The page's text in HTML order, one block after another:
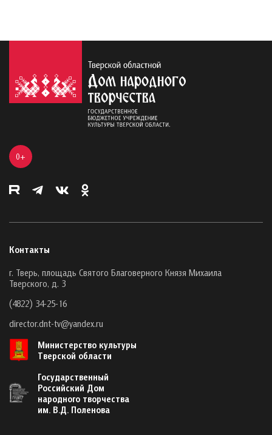
0+
Контакты
г. Тверь, площадь Святого Благоверного Князя Михаила
Тверского, д. 3
(4822) 34-25-16
director.dnt-tv@yandex.ru
Министерство культуры
Тверской области
Государственный
Российский Дом
народного творчества
им. В.Д. Поленова